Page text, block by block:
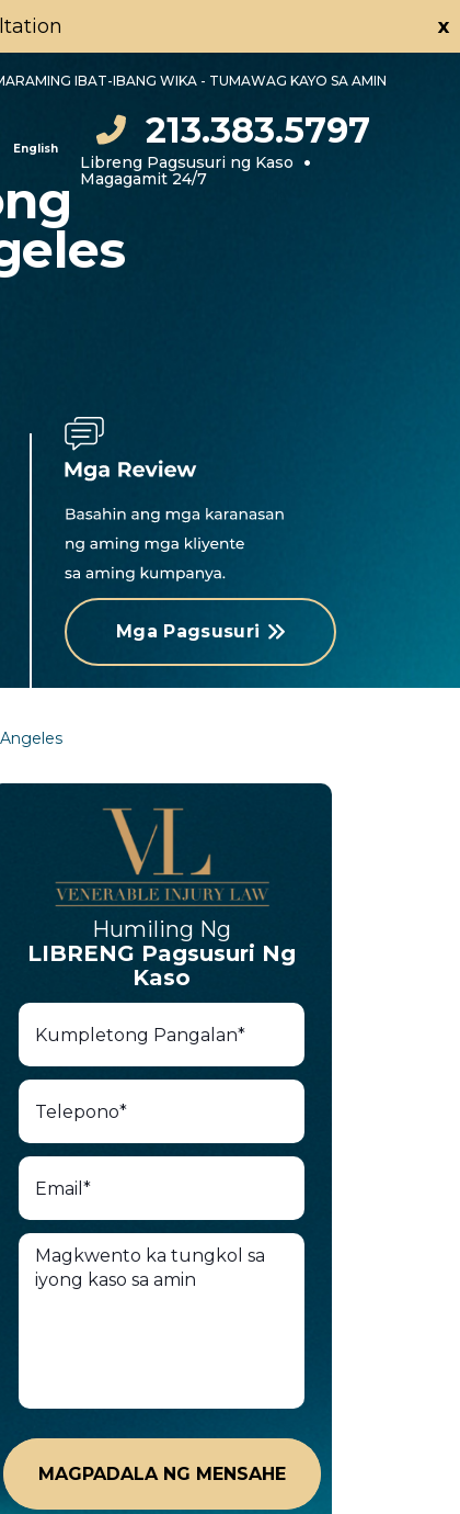
x
IBAT-IBANG WIKA - TUMAWAG KAYO SA AMIN
English 213.383.5797
Libreng Pagsusuri ng Kaso •
Magagamit 24/7
Mga Pagsusuri
Humiling Ng
LIBRENG Pagsusuri Ng
Kaso